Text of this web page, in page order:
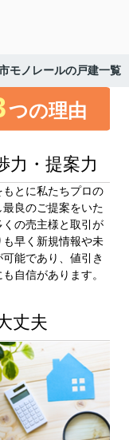
モノレールの戸建一覧
つの理由
⼒・提案⼒
とに私たちプロの
良のご提案をいた
くの売主様と取引が
早く新規情報や未
能であり、値引き
自信があります。
丈夫